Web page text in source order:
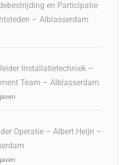
en Participatie
– Alblasserdam
Installatietechniek –
Team – Alblasserdam
Operatie – Albert Heijn –